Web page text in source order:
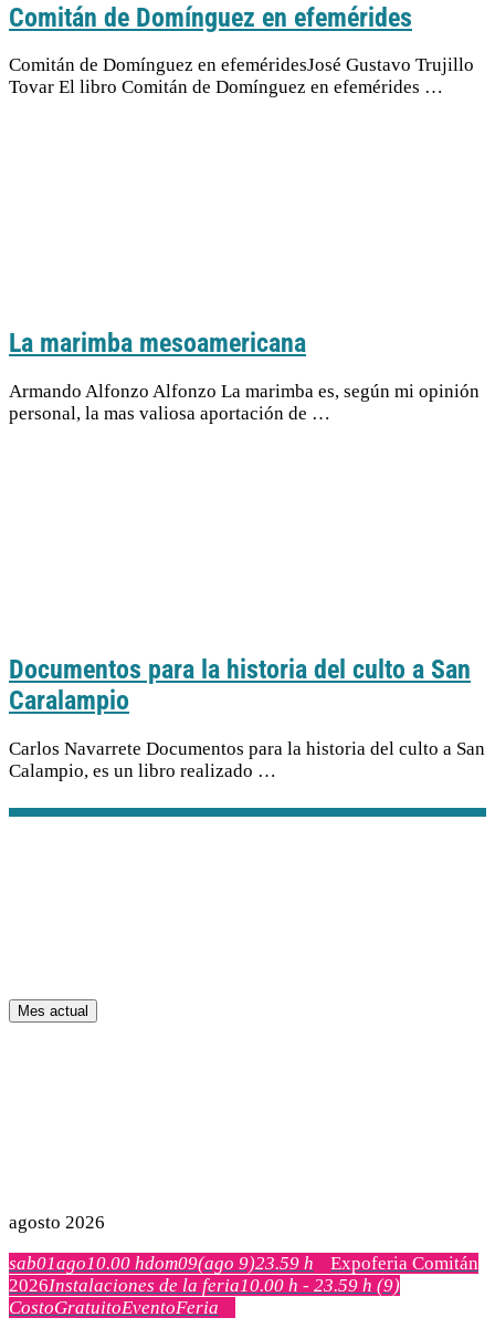
Comitán de Domínguez en efemérides
Comitán de Domínguez en efeméridesJosé Gustavo Trujillo
Tovar El libro Comitán de Domínguez en efemérides …
La marimba mesoamericana
Armando Alfonzo Alfonzo La marimba es, según mi opinión
personal, la mas valiosa aportación de …
Documentos para la historia del culto a San
Caralampio
Carlos Navarrete Documentos para la historia del culto a San
Calampio, es un libro realizado …
Mes actual
agosto 2026
sab01ago10.00 hdom09(ago 9)23.59 h
Expoferia Comitán
2026Instalaciones de la feria10.00 h - 23.59 h (9)
CostoGratuitoEventoFeria